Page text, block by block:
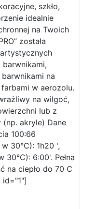
szkło,
idealnie
na Twoich
została
na
w aerozolu.
na wilgoć,
lub z
akryle) Dane
100:66
30°C): 1h20 ',
30°C): 6:00'. Pełna
na ciepło do 70 C
id="1"]